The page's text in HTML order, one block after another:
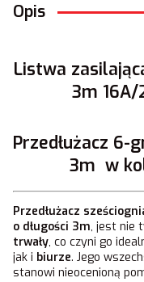
Opis
Listwa
3m 16A/
Przedłużacz 6-
3m w
Przedłużacz
o długości 3m, jest nie
trwały, co czyni go
jak i biurze. Jego
stanowi nieocenioną